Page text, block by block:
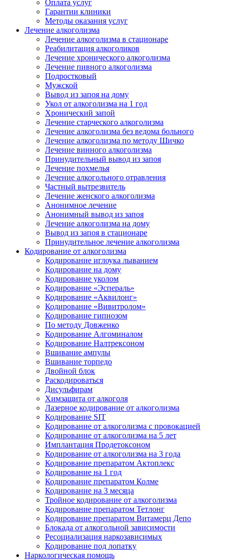
Оплата услуг
Гарантии клиники
Методы оказания услуг
Лечение алкоголизма
Лечение алкоголизма в стационаре
Реабилитация алкоголиков
Лечение хронического алкоголизма
Лечение пивного алкоголизма
Подростковый
Мужской
Вывод из запоя на дому
Укол от алкоголизма на 1 год
Хронический запой
Лечение старческого алкоголизма
Лечение алкоголизма без ведома больного
Лечение алкоголизма по методу Шичко
Лечение винного алкоголизма
Принудительный вывод из запоя
Лечение похмелья
Лечение алкогольного отравления
Частный вытрезвитель
Лечение женского алкоголизма
Анонимное лечение
Анонимный вывод из запоя
Лечение алкоголизма на дому
Вывод из запоя в стационаре
Принудительное лечение алкоголизма
Кодирование от алкоголизма
Кодирование иглоука лыванием
Кодирование на дому
Кодирование уколом
Кодирование «Эспераль»
Кодирование «Аквилонг»
Кодирование «Вивитролом»
Кодирование гипнозом
По методу Довженко
Кодирование Алгоминалом
Кодирование Налтрексоном
Вшивание ампулы
Вшивание торпедо
Двойной блок
Раскодироваться
Дисульфирам
Химзащита от алкоголя
Лазерное кодирование от алкоголизма
Кодирование SIT
Кодирование от алкоголизма с провокацией
Кодирование от алкоголизма на 5 лет
Имплантация Продетоксоном
Кодирование от алкоголизма на 3 года
Кодирование препаратом Актоплекс
Кодирование на 1 год
Кодирование препаратом Колме
Кодирование на 3 месяца
Тройное кодирование от алкоголизма
Кодирование препаратом Тетлонг
Кодирование препаратом Витамерц Депо
Блокада от алкогольной зависимости
Ресоциализация наркозависимых
Кодирование под лопатку
Наркологическая помощь